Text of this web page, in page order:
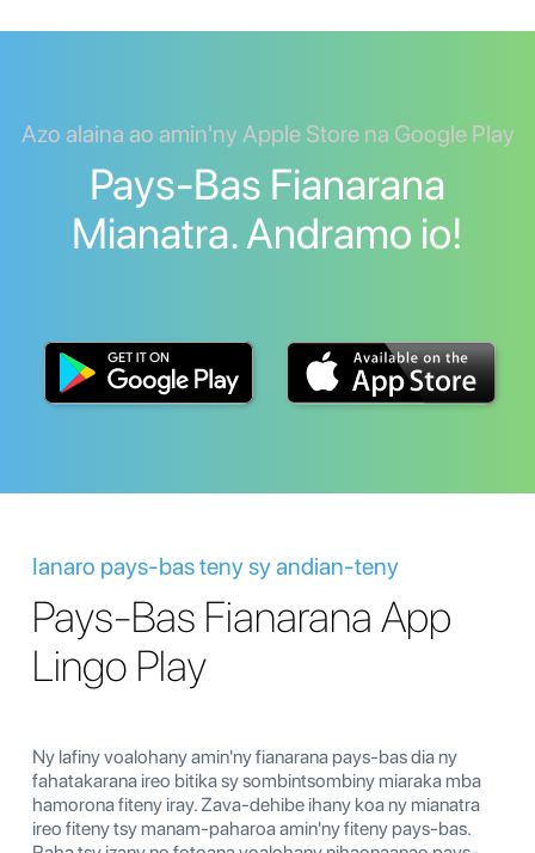
Azo alaina ao amin'ny Apple Store na Google Play
Pays-Bas Fianarana
Mianatra. Andramo io!
Ianaro pays-bas teny sy andian-teny
Pays-Bas Fianarana App
Lingo Play
Ny lafiny voalohany amin'ny fianarana pays-bas dia ny
fahatakarana ireo bitika sy sombintsombiny miaraka mba
hamorona fiteny iray. Zava-dehibe ihany koa ny mianatra
ireo fiteny tsy manam-paharoa amin'ny fiteny pays-bas.